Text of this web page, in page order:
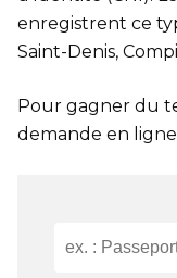
enregistrent ce
Saint-Denis,
Pour gagner du
demande en